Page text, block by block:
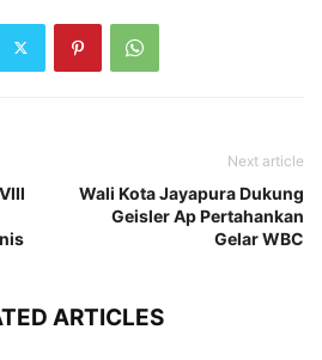
Next article
Wali Kota Jayapura Dukung
Geisler Ap Pertahankan
Gelar WBC
ARTICLES